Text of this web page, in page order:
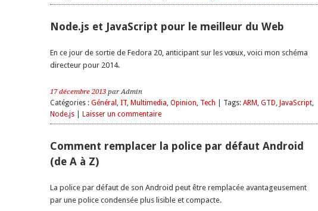
Node.js et JavaScript pour le meilleur du Web
En ce jour de sortie de Fedora 20, anticipant sur les vœux, voici mon schéma
directeur pour 2014.
17 décembre 2013 par Admin
Catégories : Général , IT, Multimedia, Opinion, Tech | Tags: ARM, GTD, JavaScript,
Node.js
Laisser un commentaire
Comment remplacer la police par défaut Android
(de A à Z)
La police par défaut de son Android peut être remplacée avantageusement
par une police condensée plus lisible et compacte.